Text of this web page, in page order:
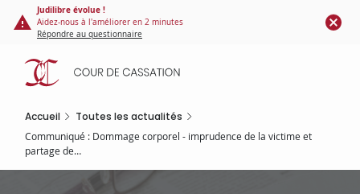
Panneau de gestion des cookies
contenu
principal
Judilibre évolue !
Aidez-nous à l'améliorer en 2 minutes
Répondre au questionnaire
Accueil Toutes les actualités
Communiqué : Dommage corporel - imprudence de la victime et
partage de…